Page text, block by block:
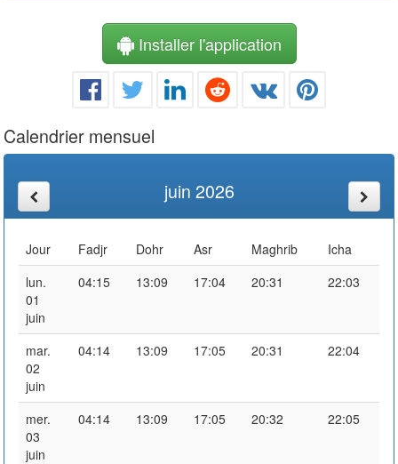
Installer l'application
Calendrier mensuel
juin 2026
Jour Fadjr Dohr Asr Maghrib
Icha
lun.
01
juin
04:15 13:09 17:04 20:31 22:03
mar.
02
juin
04:14 13:09 17:05 20:31 22:04
mer.
03
juin
04:14 13:09 17:05 20:32 22:05